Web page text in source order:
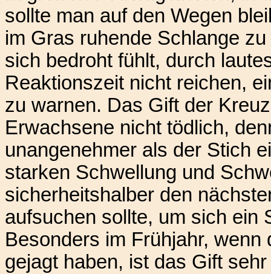
sollte man auf den Wegen
im Gras ruhende Schlange
sich bedroht fühlt, durch
Reaktionszeit nicht reichen,
zu warnen. Das Gift der
Erwachsene nicht tödlich,
unangenehmer als der Stich
starken Schwellung und
sicherheitshalber den
aufsuchen sollte, um sich ein
Besonders im Frühjahr,
gejagt haben, ist das Gift